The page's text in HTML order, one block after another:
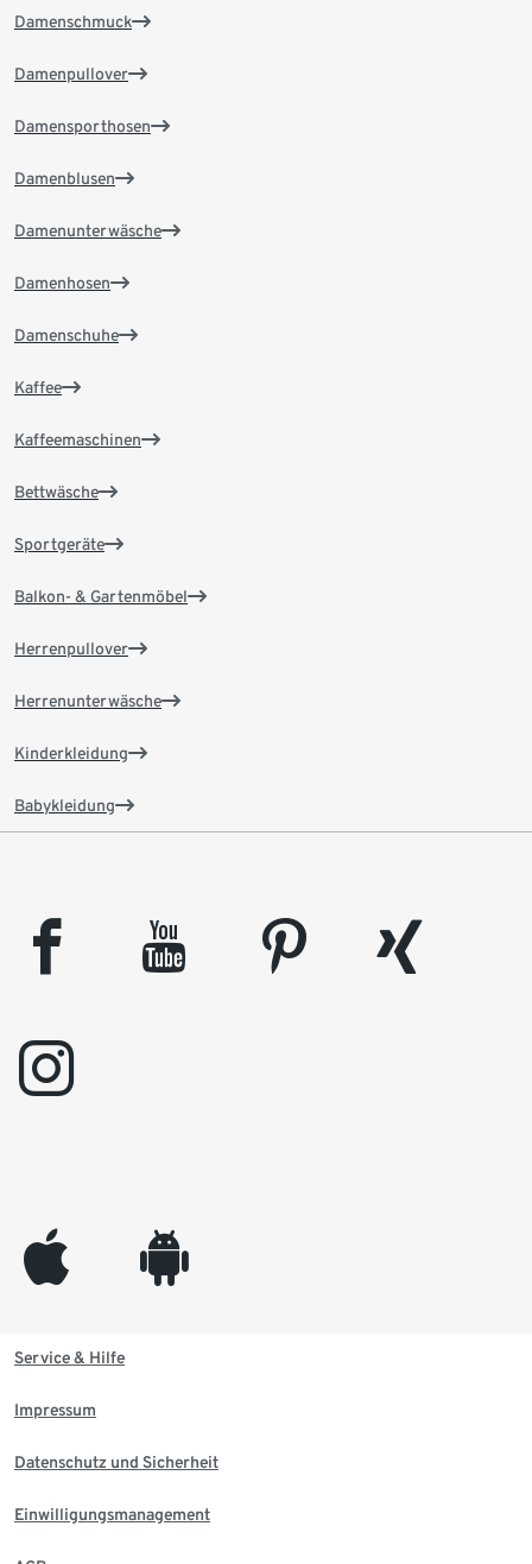
Damenschmuck
Damenpullover
Damensporthosen
Damenblusen
Damenunterwäsche
Damenhosen
Damenschuhe
Kaffee
Kaffeemaschinen
Bettwäsche
Sportgeräte
Balkon- & Gartenmöbel
Herrenpullover
Herrenunterwäsche
Kinderkleidung
Babykleidung
facebook youtube pinterest
xing
instagram
appleinc android
Service & Hilfe
Impressum
Datenschutz und Sicherheit
Einwilligungsmanagement